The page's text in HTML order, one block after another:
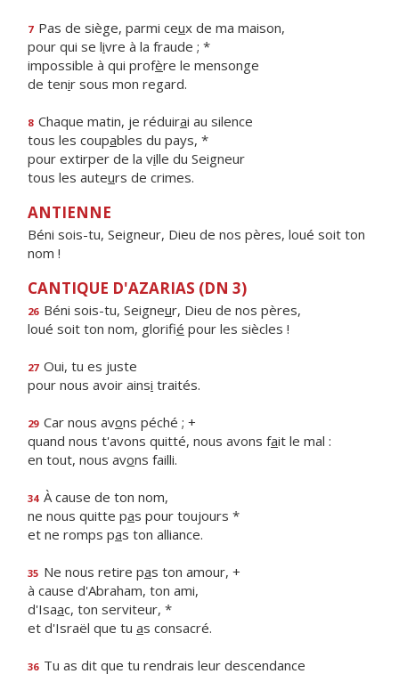
7 Pas de siège, parmi ceux de ma maison,
pour qui se livre à la fraude ; *
impossible à qui profère le mensonge
de tenir sous mon regard.
8 Chaque matin, je réduirai au silence
tous les coupables du pays, *
pour extirper de la ville du Seigneur
tous les auteurs de crimes.
ANTIENNE
Béni sois-tu, Seigneur, Dieu de nos pères, loué soit ton
nom !
CANTIQUE D'AZARIAS (DN 3)
26 Béni sois-tu, Seigneur, Dieu de nos pères,
loué soit ton nom, glorifié pour les siècles !
27 Oui, tu es juste
pour nous avoir ainsi traités.
29 Car nous avons péché ; +
quand nous t'avons quitté, nous avons fait le mal :
en tout, nous avons failli.
34 À cause de ton nom,
ne nous quitte pas pour toujours *
et ne romps pas ton alliance.
35 Ne nous retire pas ton amour, +
à cause d'Abraham, ton ami,
d'Isaac, ton serviteur, *
et d'Israël que tu as consacré.
36 Tu as dit que tu rendrais leur descendance